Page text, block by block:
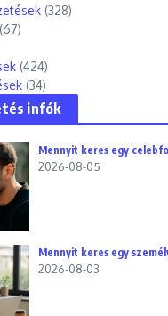
(328)
(67)
(424)
(34)
infók
Mennyit keres egy
2026-08-05
Mennyit keres egy
2026-08-03